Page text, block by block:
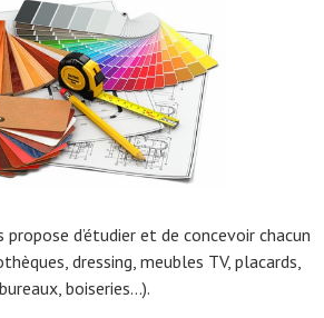
d’étudier et de concevoir chacun
dressing, meubles TV, placards,
bureaux, boiseries…).